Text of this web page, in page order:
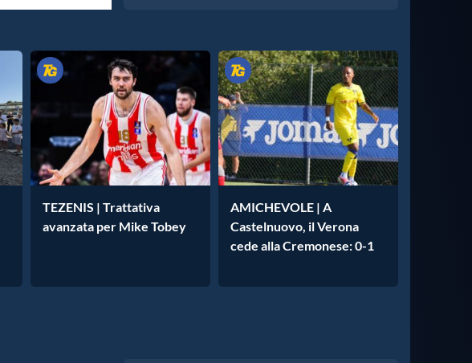
TEZENIS | Trattativa
avanzata per Mike Tobey
AMICHEVOLE | A
Castelnuovo, il Verona
cede alla Cremonese: 0-1